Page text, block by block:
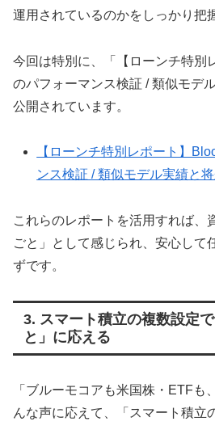
運用されているのかをしっかり把
今回は特別に、「【ローンチ特別
のパフォーマンス検証 / 類似モデ
公開されています。
【ローンチ特別レポート】
ンス検証 / 類似モデル実績と
これらのレポートを活用すれば、
ごと」として感じられ、安心して
ずです。
3. スマート積立の複数設定
と」に応える
「ブルーモコアも米国株・ETFも
んな声に応えて、「スマート積立